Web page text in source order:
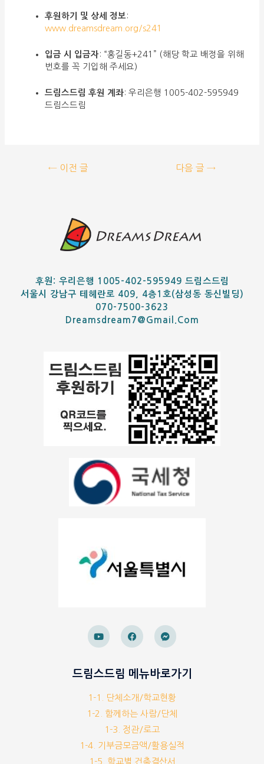
후원하기 및 상세 정보 :
www.dreamsdream.org/s241
입금 시 입금자 : “홍길동+241” (해당 학교 배정을 위해
번호를 꼭 기입해 주세요)
드림스드림 후원 계좌: 우리은행 1005-402-595949
드림스드림
←이전 글 다음 글→
후원: 우리은행 1005-402-595949 드림스드림
서울시 강남구 테헤란로 409, 4층1호(삼성동 동신빌딩)
070-7500-3623
Dreamsdream7@gmail.com
드림스드림 메뉴바로가기
1-1. 단체소개/학교현황
1-2. 함께하는 사람/단체
1-3. 정관/로고
1-4. 기부금모금액/활용실적
1-5. 학교별 건축결산서